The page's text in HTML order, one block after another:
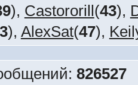
), Castororill(43),
), AlexSat(47),
826527